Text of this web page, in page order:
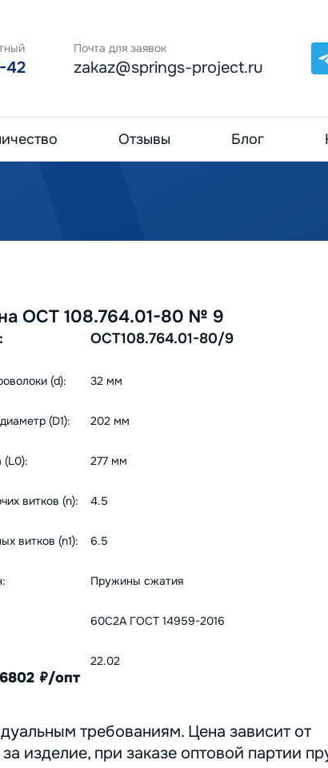
42
Почта для заявок
zakaz@springs-project.ru
Отзывы Блог
ОСТ 108.764.01-80 № 9
ОСТ108.764.01-80/9
(d): 32 мм
(D1): 202 мм
(L0): 277 мм
витков (n): 4.5
витков (n1): 6.5
Пружины сжатия
60С2А ГОСТ 14959-2016
22.02
руб./опт
требованиям. Цена зависит от
изделие, при заказе оптовой партии